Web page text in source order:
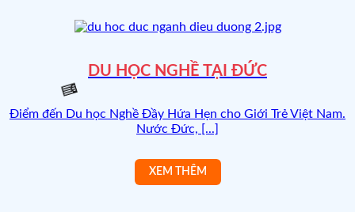
🌸
DU HỌC NGHỀ TẠI ĐỨC
Điểm đến Du học Nghề Đầy Hứa Hẹn cho Giới Trẻ Việt Nam.
Nước Đức, [...]